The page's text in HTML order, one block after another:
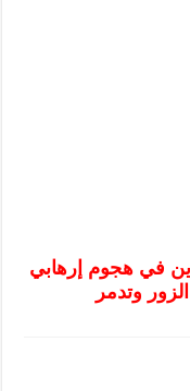
العلمي وحماية التراث
25 مواطناً وإصابة 13 آخرين في هجوم إرهابي
وتدمر